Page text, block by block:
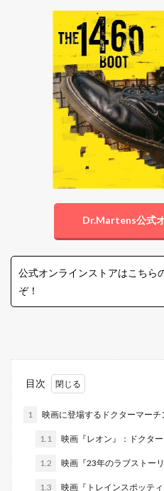
Dr.Martens公式
公式オンラインストアはこちら
ぞ！
目次
1 映画に登場するドクターマーチ
1.1 映画『レオン』：ドクタ
1.2 映画『23年のラブストー
1.3
映画『トレインスポッテ